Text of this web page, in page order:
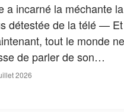
a incarné la méchante la
détestée de la télé — Et
tout le monde ne
de parler de son
dans la nouvelle
2026